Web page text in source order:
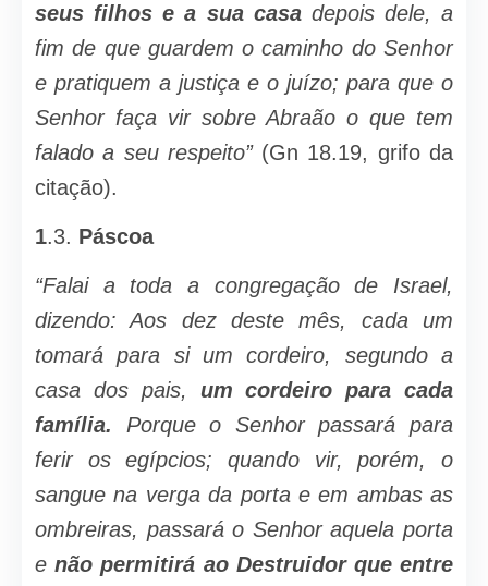
seus filhos e a sua casa depois dele, a
fim de que guardem o caminho do Senhor
e pratiquem a justiça e o juízo; para que o
Senhor faça vir sobre Abraão o que tem
falado a seu respeito” (Gn 18.19, grifo da
citação).
1.3. Páscoa
“Falai a toda a congregação de Isra­el,
dizendo: Aos dez deste mês, cada um
tomará para si um cordeiro, segundo a
casa dos pais, um cordeiro para cada
família. Porque o Senhor passará para
ferir os egípcios; quando vir, porém, o
sangue na verga da porta e em ambas as
ombreiras, passará o Senhor aquela porta
enão permitirá ao Destruidor que entre